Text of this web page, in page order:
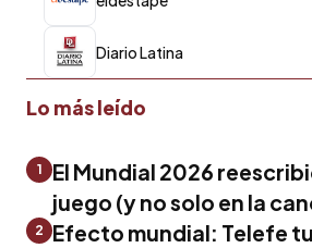
Diario Latina
Lo más leído
1
El Mundial 2026
juego (y no solo en la
2
Efecto mundial: Telefe